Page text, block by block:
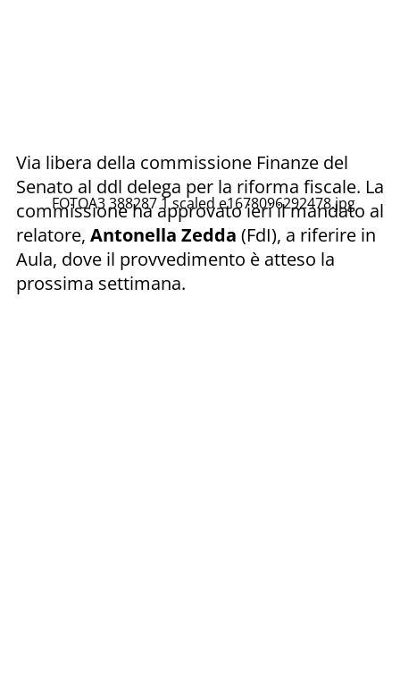
FOTOA3 388287 1 scaled e1678096292478.jpg
Via libera della commissione Finanze del
Senato al ddl delega per la riforma fiscale. La
commissione ha approvato ieri il mandato al
relatore, Antonella Zedda (FdI), a riferire in
Aula, dove il provvedimento è atteso la
prossima settimana.